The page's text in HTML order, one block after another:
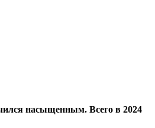
насыщенным. Всего в 2024